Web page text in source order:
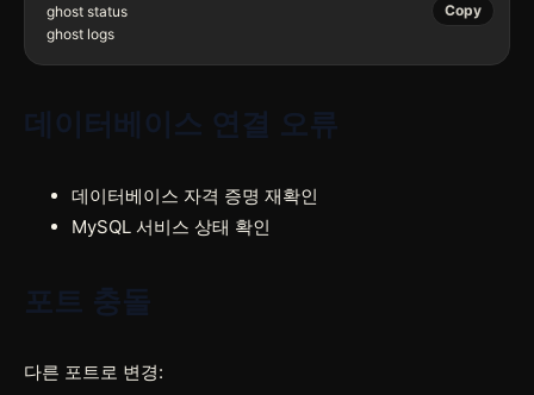
ghost status
ghost logs
Copy
데이터베이스 연결 오류
데이터베이스 자격 증명 재확인
MySQL 서비스 상태 확인
포트 충돌
다른 포트로 변경: